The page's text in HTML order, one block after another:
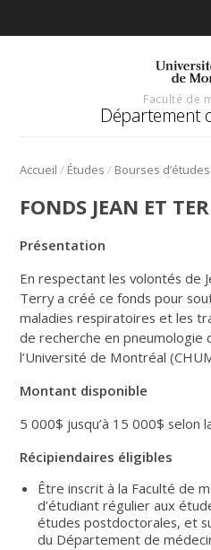
Faculté de
Département
Accueil / Études / Bourses d’études
FONDS JEAN ET
Présentation
En respectant les volontés de
Terry a créé ce fonds pour
maladies respiratoires et les
de recherche en pneumologie
l’Université de Montréal
Montant disponible
5 000$ jusqu’à 15 000$ selon
Récipiendaires éligibles
Être inscrit à la Faculté de
d’étudiant régulier aux
études postdoctorales, et
du Département de